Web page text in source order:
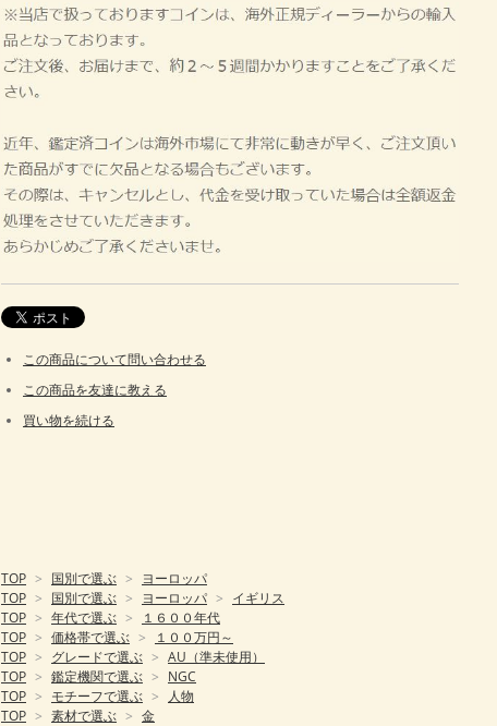
この商品について問い合わせる
この商品を友達に教える
買い物を続ける
TOP > 国別で選ぶ > ヨーロッパ
TOP > 国別で選ぶ > ヨーロッパ > イギリス
TOP > 年代で選ぶ >
１６００年代
TOP > 価格帯で選ぶ >
１００万円～
TOP > グレードで選ぶ > AU（準未使用）
TOP > 鑑定機関で選ぶ > NGC
TOP > モチーフで選ぶ >
人物
TOP > 素材で選ぶ > 金